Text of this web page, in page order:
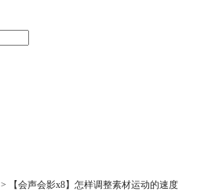
> 【会声会影x8】怎样调整素材运动的速度